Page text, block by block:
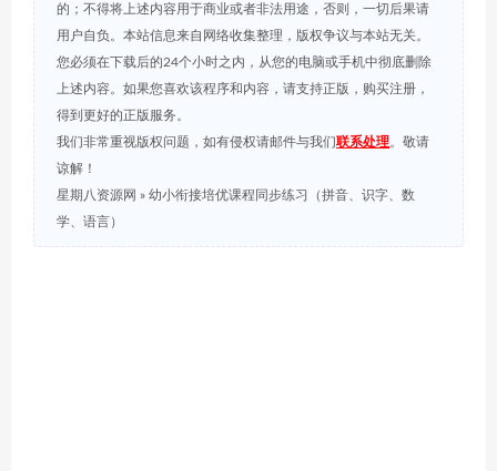
的；不得将上述内容用于商业或者非法用途，否则，一切后果请
用户自负。本站信息来自网络收集整理，版权争议与本站无关。
您必须在下载后的24个小时之内，从您的电脑或手机中彻底删除
上述内容。如果您喜欢该程序和内容，请支持正版，购买注册，
得到更好的正版服务。
我们非常重视版权问题，如有侵权请邮件与我们联系处理。敬请
谅解！
星期八资源网 » 幼小衔接培优课程同步练习（拼音、识字、数
学、语言）